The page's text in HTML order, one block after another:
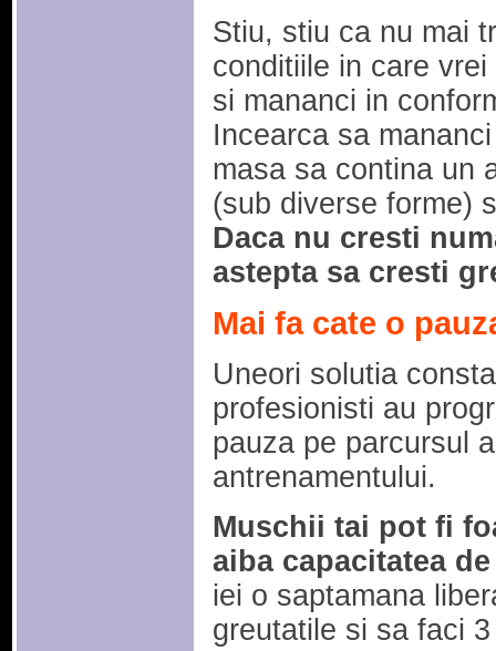
Stiu, stiu ca nu mai
conditiile in care
si mananci in
Incearca sa
masa sa contina un
(sub diverse forme)
Daca nu cresti
astepta sa cresti
Mai fa cate o
Uneori solutia
profesionisti au
pauza pe parcursul
antrenamentului.
Muschii tai pot fi
aiba capacitatea
iei o saptamana
greutatile si sa faci